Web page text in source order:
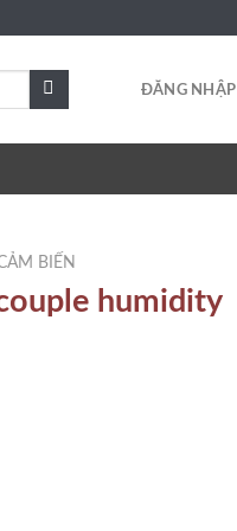
ĐĂNG NHẬP
BIẾN
humidity